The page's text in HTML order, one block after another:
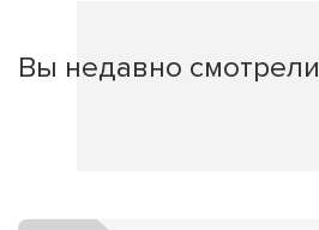
Вы недавно смотрели